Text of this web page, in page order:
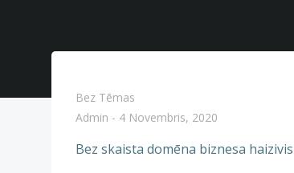
Bez Tēmas
Admin - 4 Novembris, 2020
Bez skaista domēna biznesa